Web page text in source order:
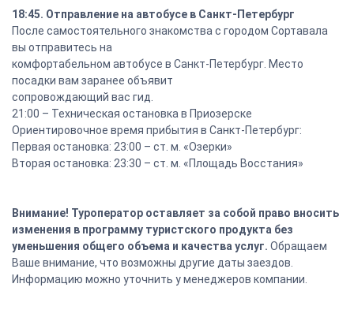
18:45. Отправление на автобусе в Санкт-Петербург
После самостоятельного знакомства с городом Сортавала
вы отправитесь на
комфортабельном автобусе в Санкт-Петербург. Место
посадки вам заранее объявит
сопровождающий вас гид.
21:00 – Техническая остановка в Приозерске
Ориентировочное время прибытия в Санкт-Петербург:
Первая остановка: 23:00 – ст. м. «Озерки»
Вторая остановка: 23:30 – ст. м. «Площадь Восстания»
Внимание! Туроператор оставляет за собой право вносить
изменения в программу туристского продукта без
уменьшения общего объема и качества услуг. Обращаем
Ваше внимание, что возможны другие даты заездов.
Информацию можно уточнить у менеджеров компании.